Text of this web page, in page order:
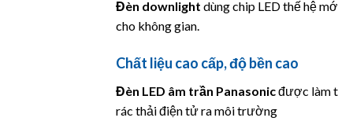
Đèn downlight dùng chip LED thế hệ
cho không gian.
Chất liệu cao cấp, độ bền cao
Đèn LED âm trần Panasonicđược làm
rác thải điện tử ra môi trường